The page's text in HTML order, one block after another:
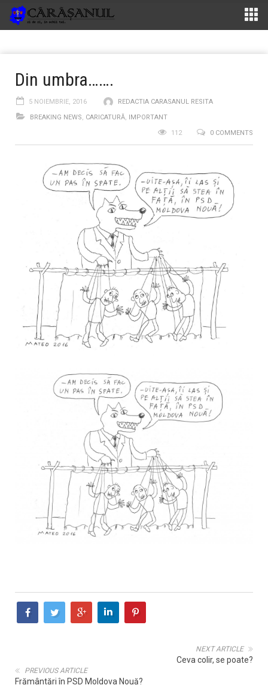
Din umbra…….
5 NOIEMBRIE, 2016
REDACTIA CARASANUL RESITA
BREAKING NEWS, CARICATURĂ, IMPORTANT
0 COMMENTS
112
NEXT ARTICLE
Ceva colir, se poate?
PREVIOUS ARTICLE
Frământări în PSD Moldova Nouă?